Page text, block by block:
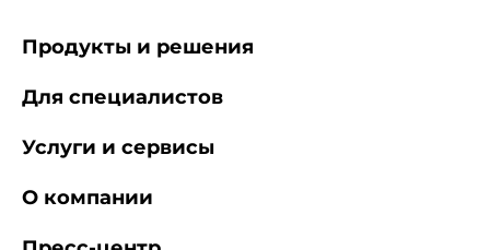
Продукты и решения
Для специалистов
Услуги и сервисы
О компании